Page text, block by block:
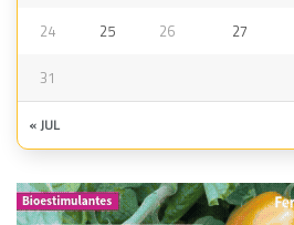
24 25 26 27
31
« JUL